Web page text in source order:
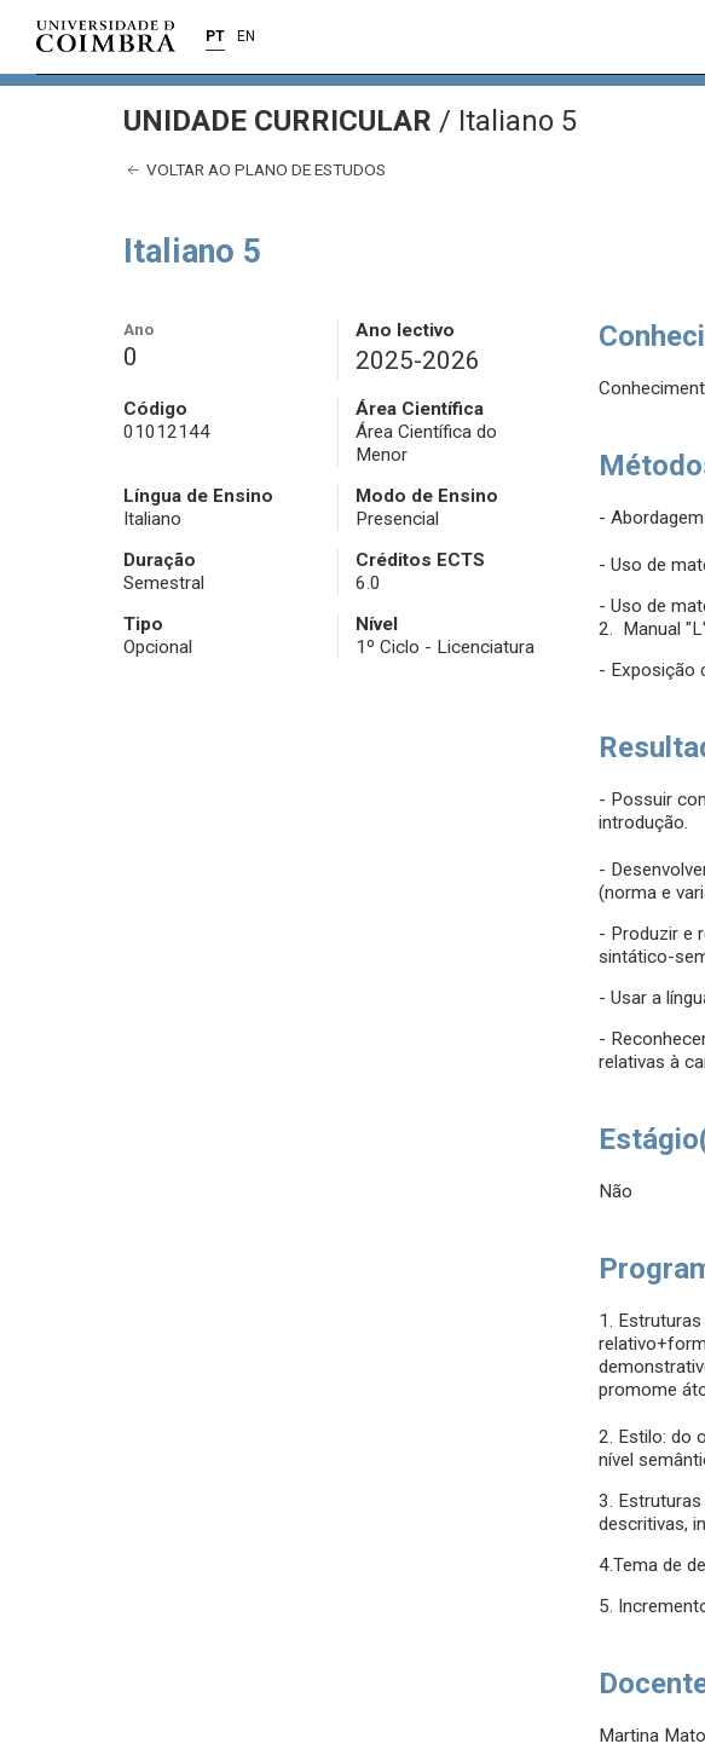
PT EN
UNIDADE CURRICULAR / Italiano 5
VOLTAR AO PLANO DE ESTUDOS
Italiano 5
Ano
0
Ano lectivo
2025-2026
Código
01012144
Área Científica
Área Científica do
Menor
Língua de Ensino
Italiano
Modo de Ensino
Presencial
Duração
Semestral
Créditos ECTS
6.0
Tipo
Opcional
Nível
1º Ciclo - Licenciatura
-
- Uso de
- Uso de
2. Manual
- Exposição
- Possuir
introdução.
-
(norma e
- Produzir e
sintático-
- Usar a
-
relativas à
Não
1.
promome
2. Estilo: do
nível
3.
descritivas,
4.Tema de
5.
Martina